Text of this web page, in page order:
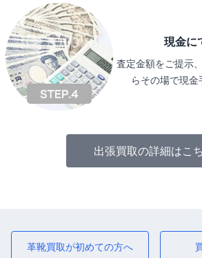
現金に
査定金額をご提示
らその場で現金
出張買取の詳細はこ
革靴買取が初めての方へ